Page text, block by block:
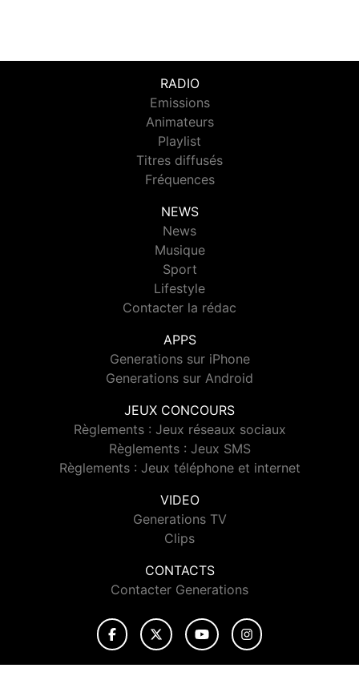
RADIO
Emissions
Animateurs
Playlist
Titres diffusés
Fréquences
NEWS
News
Musique
Sport
Lifestyle
Contacter la rédac
APPS
Generations sur iPhone
Generations sur Android
JEUX CONCOURS
Règlements : Jeux réseaux sociaux
Règlements : Jeux SMS
Règlements : Jeux téléphone et internet
VIDEO
Generations TV
Clips
CONTACTS
Contacter Generations